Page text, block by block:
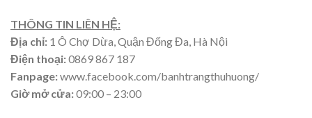
THÔNG TIN LIÊN HỆ:
Địa chỉ: 1 Ô Chợ Dừa, Quận Đống Đa, Hà Nội
Điện thoại:0869 867 187
Fanpage:www.facebook.com/banhtrangthuhuong/
Giờ mở cửa:09:00 – 23:00